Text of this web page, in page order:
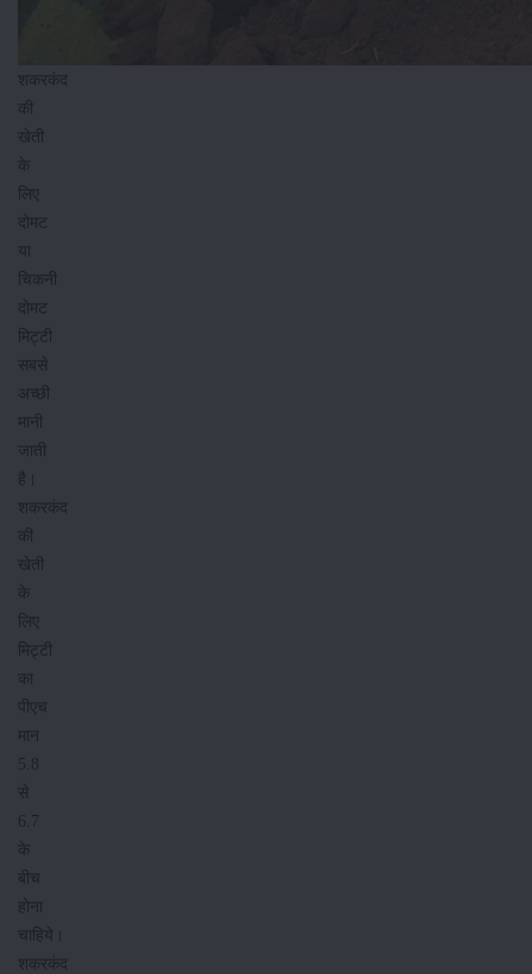
शकरकंद
की
खेती
के
लिए
दोमट
या
चिकनी
दोमट
मिट्टी
सबसे
अच्छी
मानी
जाती
है।
शकरकंद
की
खेती
के
लिए
मिट्टी
का
पीएच
मान
5.8
से
6.7
के
बीच
होना
चाहिये।
शकरकंद